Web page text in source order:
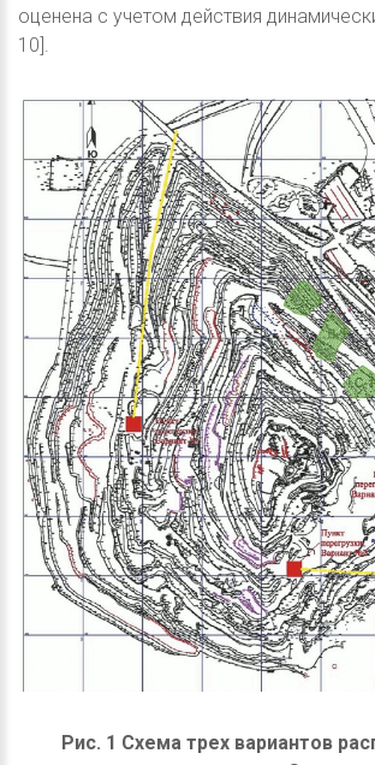
оценена с учетом действия
10].
Рис. 1 Схема трех вариантов